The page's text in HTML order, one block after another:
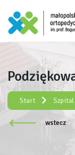
Małopolski
Start Szpital
wstecz